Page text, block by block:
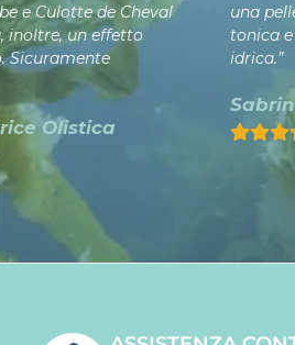
e Culotte de Cheval
inoltre, un effetto
Sicuramente
Olistica
una
tonica
idrica.”